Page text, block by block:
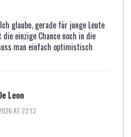
glaube, gerade für junge Leute
einzige Chance noch in die
man einfach optimistisch
Leon
AT 22:13